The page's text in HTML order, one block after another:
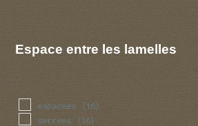
Espace entre les lamelles
espacees (16)
serrees (16)